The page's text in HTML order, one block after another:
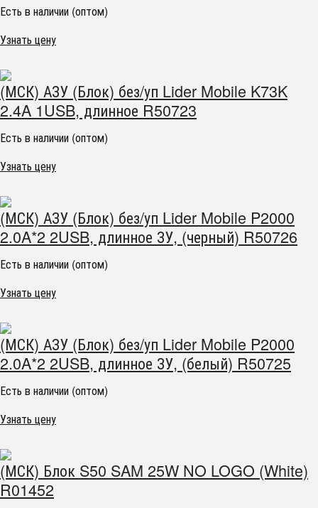
Есть в наличии (оптом)
Узнать цену
(МСК) АЗУ (Блок) без/уп Lider Mobile K73K
2.4A 1USB, длинное R50723
Есть в наличии (оптом)
Узнать цену
(МСК) АЗУ (Блок) без/уп Lider Mobile P2000
2.0A*2 2USB, длинное ЗУ, (черный) R50726
Есть в наличии (оптом)
Узнать цену
(МСК) АЗУ (Блок) без/уп Lider Mobile P2000
2.0A*2 2USB, длинное ЗУ, (белый) R50725
Есть в наличии (оптом)
Узнать цену
(МСК) Блок S50 SAM 25W NO LOGO (White)
R01452